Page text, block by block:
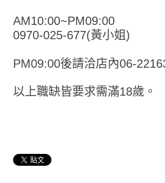
AM10:00~PM09:00
0970-025-677(黃小姐)
PM09:00後請洽店內06-
以上職缺皆要求需滿18歲。